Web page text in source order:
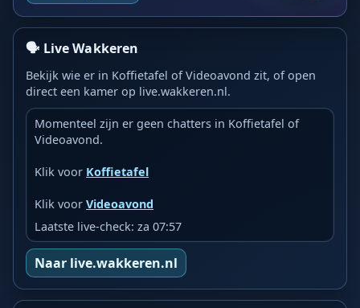
🗣️ Live Wakkeren
Bekijk wie er in Koffietafel of Videoavond zit, of open
direct een kamer op live.wakkeren.nl.
Momenteel zijn er geen chatters in Koffietafel of
Videoavond.
Klik voor Koffietafel
Klik voorVideoavond
Laatste live-check: za 07:57
Naar live.wakkeren.nl